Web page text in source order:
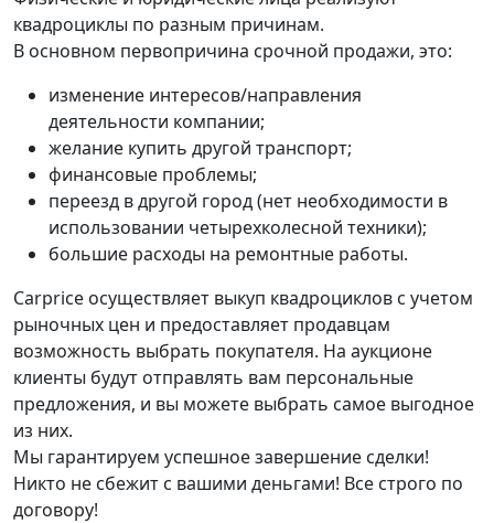
квадроциклы по разным причинам.
В основном первопричина срочной продажи, это:
изменение интересов/направления
деятельности компании;
желание купить другой транспорт;
финансовые проблемы;
переезд в другой город (нет необходимости в
использовании четырехколесной техники);
большие расходы на ремонтные работы.
Carprice осуществляет выкуп квадроциклов с учетом
рыночных цен и предоставляет продавцам
возможность выбрать покупателя. На аукционе
клиенты будут отправлять вам персональные
предложения, и вы можете выбрать самое выгодное
из них.
Мы гарантируем успешное завершение сделки!
Никто не сбежит с вашими деньгами! Все строго по
договору!